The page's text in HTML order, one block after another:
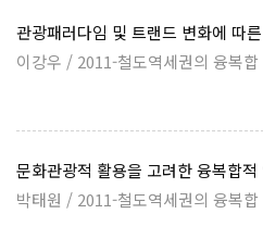
관광패러다임 및 트랜드 변화에 따
이강우 / 2011-철도역세권의 융복
문화관광적 활용을 고려한 융복합
박태원 / 2011-철도역세권의 융복